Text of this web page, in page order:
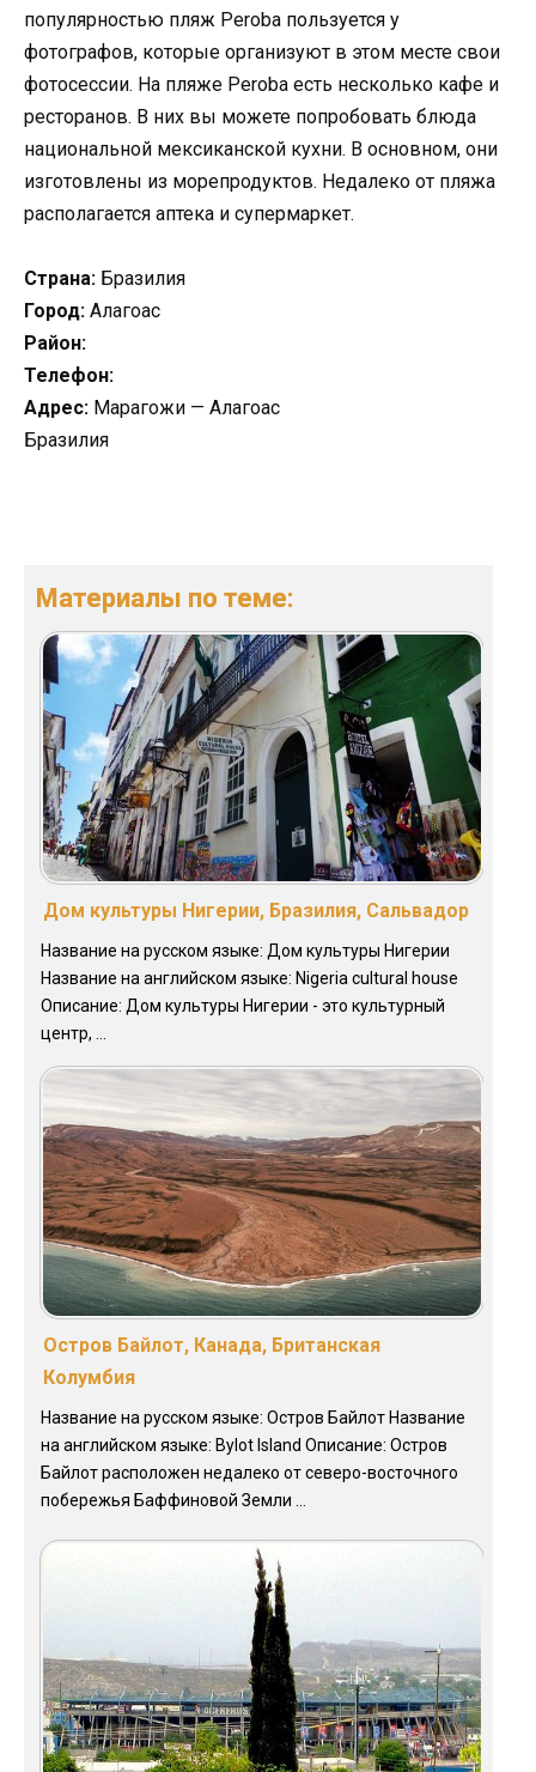
популярностью пляж Peroba пользуется у
фотографов, которые организуют в этом месте свои
фотосессии. На пляже Peroba есть несколько кафе и
ресторанов. В них вы можете попробовать блюда
национальной мексиканской кухни. В основном, они
изготовлены из морепродуктов. Недалеко от пляжа
располагается аптека и супермаркет.
Страна: Бразилия
Город: Алагоас
Район:
Телефон:
Адрес: Марагожи — Алагоас
Бразилия
Материалы по теме:
Дом культуры Нигерии, Бразилия, Сальвадор
Название на русском языке: Дом культуры Нигерии
Название на английском языке: Nigeria cultural house
Описание: Дом культуры Нигерии - это культурный
центр, ...
Остров Байлот, Канада, Британская
Колумбия
Название на русском языке: Остров Байлот Название
на английском языке: Bylot Island Описание: Остров
Байлот расположен недалеко от северо-восточного
побережья Баффиновой Земли ...